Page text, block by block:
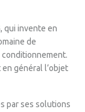
, qui invente en
de
conditionnement.
général l’objet
par ses solutions